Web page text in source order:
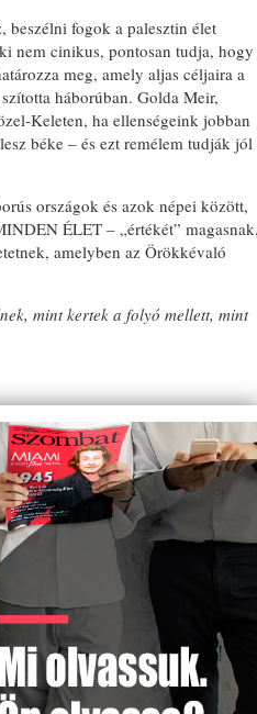
beszélni fogok a palesztin élet
nem cinikus, pontosan tudja, hogy
meg, amely aljas céljaira a
háborúban. Golda Meir,
Keleten, ha ellenségeink jobban
béke – és ezt remélem tudják jól
országok és azok népei között,
ÉLET – „értékét”
amelyben az Örökkévaló
mint kertek a folyó mellett, mint